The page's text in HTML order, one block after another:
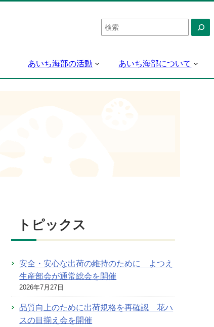
検
索
あいち海部の活動 あいち海部について
トピックス
安全・安心な出荷の維持のために よつえ
生産部会が通常総会を開催
2026年7月27日
品質向上のために出荷規格を再確認 花ハ
スの目揃え会を開催